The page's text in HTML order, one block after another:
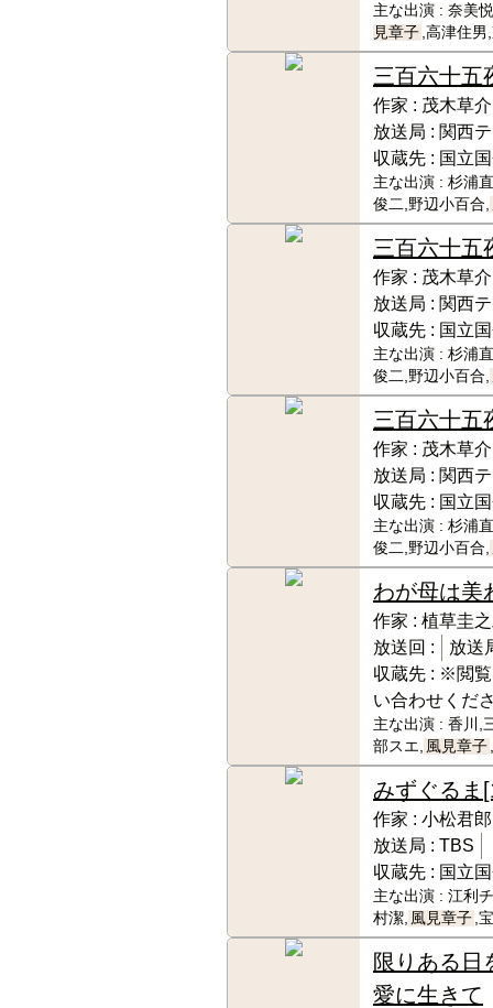
主な出演 : 奈美
見章子 ,高津住
三百六十五
作家 : 茂木草介
放送局 : 関西
収蔵先 : 国立
主な出演 : 杉浦
俊二,野辺小百合,
三百六十五
作家 : 茂木草介
放送局 : 関西
収蔵先 : 国立
主な出演 : 杉浦
俊二,野辺小百合,
三百六十五
作家 : 茂木草介
放送局 : 関西
収蔵先 : 国立
主な出演 : 杉浦
俊二,野辺小百合,
わが母は美
作家 : 植草圭
放送回 :
放送
収蔵先 : ※閲覧
い合わせくだ
主な出演 : 香川,
部スエ, 風見章子
みずぐるま
作家 : 小松君郎
放送局 : TBS
収蔵先 : 国立
主な出演 : 江利
村潔, 風見章子 ,
限りある日
愛に生きて